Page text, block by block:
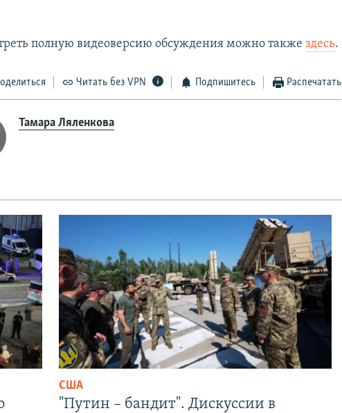
полную видеоверсию обсуждения можно такжездесь.
Читать без VPN Подпишитесь Распечатать
Тамара Ляленкова
США
"Путин – бандит". Дискуссии в